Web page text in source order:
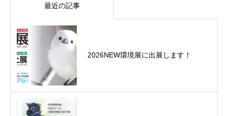
最近の記事
2026NEW環境展に出展します！